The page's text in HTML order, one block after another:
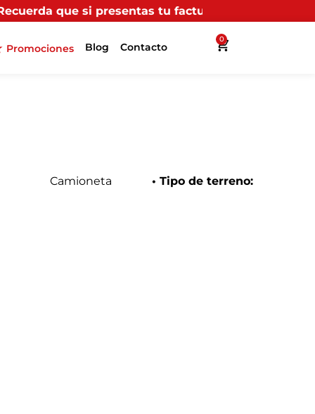
tu factura (física o digital) en uno de
Promociones Blog Contacto
0
Camioneta • Tipo de terreno: